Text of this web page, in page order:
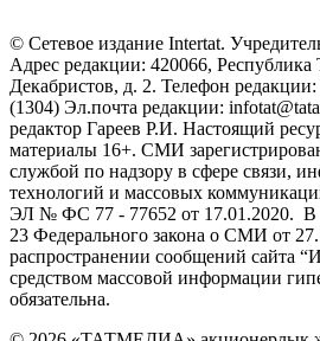
© Сетевое издание Intertat.
Адрес редакции: 420066, Республика
Декабристов, д. 2. Телефон
(1304) Эл.почта редакции:
редактор Гареев Р.И. Настоящий
материалы 16+. СМИ
службой по надзору в сфере связи,
технологий и массовых
ЭЛ № ФС 77 - 77652 от 17.01.2020. В
23 Федерального закона о СМИ от
распространении сообщений сайта
средством массовой информации
обязательна.